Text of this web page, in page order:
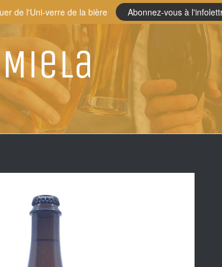
de l'Uni-verre de la bière Abonnez-vous à